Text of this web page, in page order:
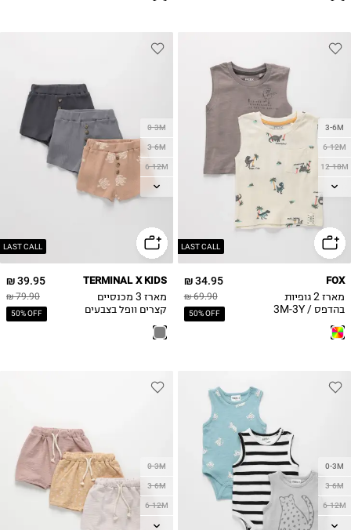
LAST CALL
3-6M
6-12M
12-18M
18-24M
3Y
34.95 ₪
69.90 ₪
50% OFF
FOX
מארז 2 גופיות
בהדפס / 3M-3Y
LAST CALL
0-3M
3-6M
6-12M
12-18M
2Y
39.95 ₪
79.90 ₪
50% OFF
TERMINAL X KIDS
מארז 3 מכנסיים
קצרים וופל בצבעים
0-3M
3-6M
6-12M
12-18M
0-3M
3-6M
6-12M
12-18M